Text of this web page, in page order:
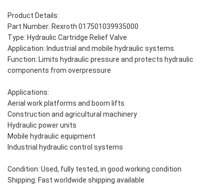
Product Details:
Part Number: Rexroth 017501039935000
Type: Hydraulic Cartridge Relief Valve
Application: Industrial and mobile hydraulic systems
Function: Limits hydraulic pressure and protects hydraulic
components from overpressure
Applications:
Aerial work platforms and boom lifts
Construction and agricultural machinery
Hydraulic power units
Mobile hydraulic equipment
Industrial hydraulic control systems
Condition: Used, fully tested, in good working condition
Shipping: Fast worldwide shipping available